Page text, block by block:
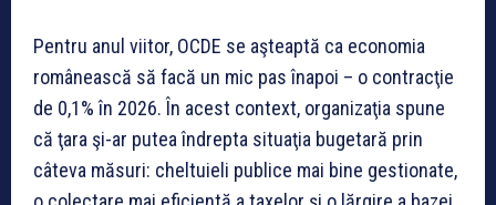
Pentru anul viitor, OCDE se aşteaptă ca economia
românească să facă un mic pas înapoi – o contracţie
de 0,1% în 2026. În acest context, organizaţia spune
că ţara şi-ar putea îndrepta situaţia bugetară prin
câteva măsuri: cheltuieli publice mai bine gestionate,